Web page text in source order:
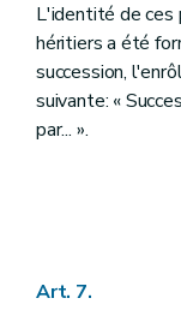
L'identité de ces
héritiers a été
succession,
suivante: «
par... ».
Art. 7.